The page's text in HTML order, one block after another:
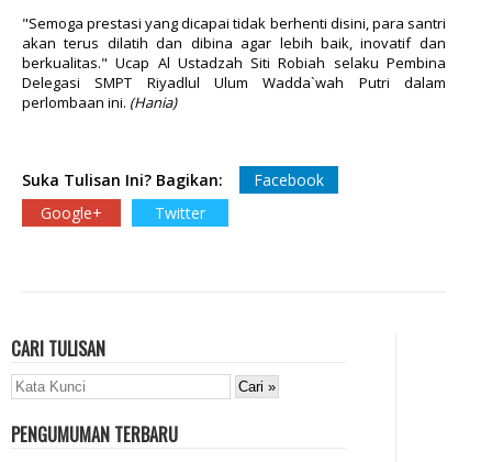
"Semoga prestasi yang dicapai tidak berhenti disini, para santri
akan terus dilatih dan dibina agar lebih baik, inovatif dan
berkualitas." Ucap Al Ustadzah Siti Robiah selaku Pembina
Delegasi SMPT Riyadlul Ulum Wadda`wah Putri dalam
perlombaan ini. (Hania)
Suka Tulisan Ini? Bagikan:
Facebook
Google+
Twitter
CARI TULISAN
PENGUMUMAN TERBARU